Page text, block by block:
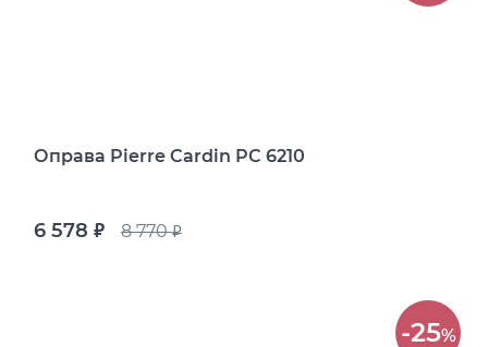
Оправа Pierre Cardin PC 6210
6 578 руб. 8 770руб.
-25%